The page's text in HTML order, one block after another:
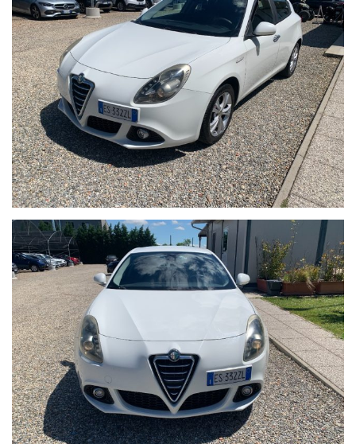
ESPERIENZA VENTENNALE , SERIETA' E COMPETENZA,
CERTIFICHIAMO CON DOCUMENTI TUTTE LE AUTO NEL SUO
STATO D'USO E CON IL SUO CHILOMETRAGGIO EFFETTIVO.
LE GARANZIE RILASCIATE SONO UTILIZZABILI IN TUTTO IL
TERRITORIO EUROPEO.
FINANZIAMENTI PERSONALIZZABILI CON TASSI AGEVOLATI E
PACCHETTI ASSICURATIVI INLCUSI .
restano a carico dell’acquirente:
•Tagliando di manutenzione ordinaria (se necessario)
•Revisione ministeriale (se in scadenza)
•Eventuali interventi o ripristini meccanici ed estetici non
specificamente indicati nell’annuncio
•Passaggio di proprieta
Il veicolo viene venduto nello stato in cui si trova, con
possibilità di visione e prova su appuntamento.
Si consiglia di verificare la disponibilità effettiva della vettura
previo invio mail oppure contattando i numeri di telefono
segnalati sull’annuncio.